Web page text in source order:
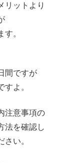
リットより
。
間ですが
よ。
注意事項の
法を確認し
い。